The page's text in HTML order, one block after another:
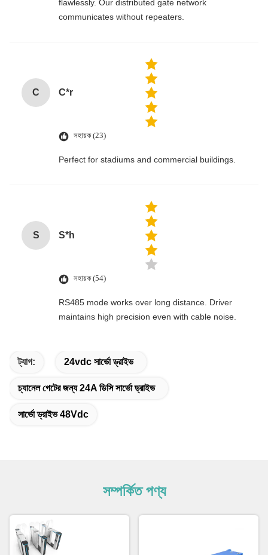
flawlessly. Our distributed gate network
communicates without repeaters.
C C*r
সহায়ক (23)
Perfect for stadiums and commercial buildings.
S S*h
সহায়ক (54)
RS485 mode works over long distance. Driver
maintains high precision even with cable noise.
ট্যাগ: 24vdc সার্ভো ড্রাইভ
চ্যানেল গেটের জন্য 24A ডিসি সার্ভো ড্রাইভ
সার্ভো ড্রাইভ 48Vdc
সম্পর্কিত পণ্য